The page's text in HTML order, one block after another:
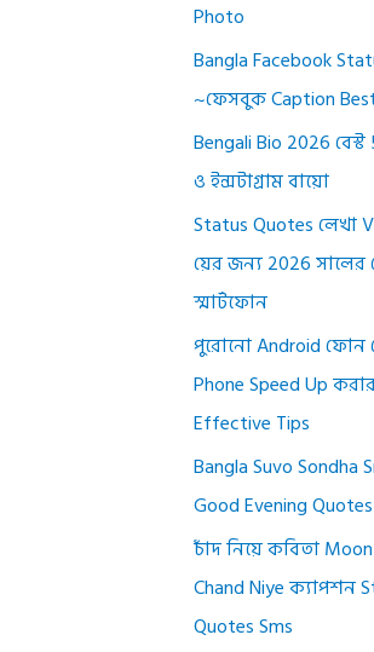
Photo
Bangla Facebook
~ফেসবুক Caption
Bengali Bio 2026
ও ইন্সটাগ্রাম বায়ো
Status Quotes লেখা
য়ের জন্য 2026 সালের
স্মার্টফোন
পুরোনো Android ফোন
Phone Speed Up
Effective Tips
Bangla Suvo Sondha
Good Evening
চাঁদ নিয়ে কবিতা
Chand Niye ক্যাপশন
Quotes Sms